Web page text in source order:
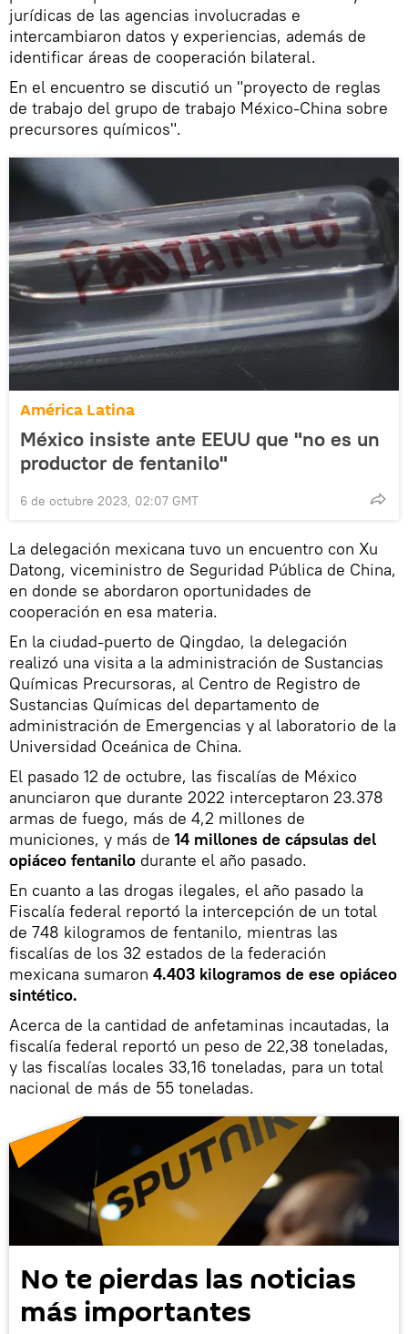
jurídicas de las agencias involucradas e
intercambiaron datos y experiencias, además de
identificar áreas de cooperación bilateral.
En el encuentro se discutió un "proyecto de reglas
de trabajo del grupo de trabajo México-China sobre
precursores químicos".
América Latina
México insiste ante EEUU que "no es un
productor de fentanilo"
6 de octubre 2023, 02:07 GMT
La delegación mexicana tuvo un encuentro con Xu
Datong, viceministro de Seguridad Pública de China,
en donde se abordaron oportunidades de
cooperación en esa materia.
En la ciudad-puerto de Qingdao, la delegación
realizó una visita a la administración de Sustancias
Químicas Precursoras, al Centro de Registro de
Sustancias Químicas del departamento de
administración de Emergencias y al laboratorio de la
Universidad Oceánica de China.
El pasado 12 de octubre, las fiscalías de México
anunciaron que durante 2022 interceptaron 23.378
armas de fuego, más de 4,2 millones de
municiones, y más de 14 millones de cápsulas del
opiáceo fentanilo durante el año pasado.
En cuanto a las drogas ilegales, el año pasado la
Fiscalía federal reportó la intercepción de un total
de 748 kilogramos de fentanilo, mientras las
fiscalías de los 32 estados de la federación
mexicana sumaron 4.403 kilogramos de ese opiáceo
sintético.
Acerca de la cantidad de anfetaminas incautadas, la
fiscalía federal reportó un peso de 22,38 toneladas,
y las fiscalías locales 33,16 toneladas, para un total
nacional de más de 55 toneladas.
No te pierdas las noticias
más importantes